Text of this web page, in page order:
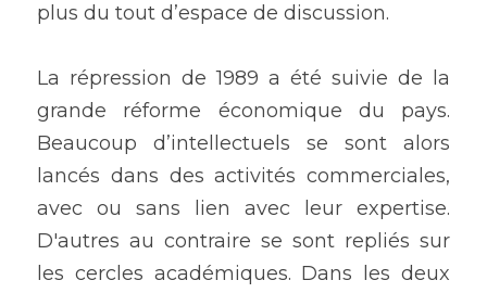
plus du tout d’espace de discussion.
La répression de 1989 a été suivie de la
grande réforme économique du pays.
Beaucoup d’intellectuels se sont alors
lancés dans des activités commerciales,
avec ou sans lien avec leur expertise.
D'autres au contraire se sont repliés sur
les cercles académiques. Dans les deux